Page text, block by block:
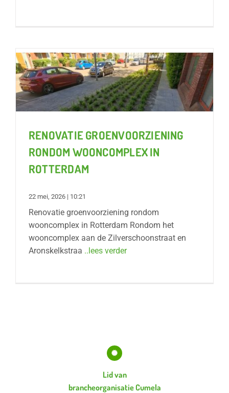
RENOVATIE GROENVOORZIENING
RONDOM WOONCOMPLEX IN
ROTTERDAM
22 mei, 2026 | 10:21
Renovatie groenvoorziening rondom
wooncomplex in Rotterdam Rondom het
wooncomplex aan de Zilverschoonstraat en
Aronskelkstraa ..lees verder
Lid van
brancheorganisatie Cumela